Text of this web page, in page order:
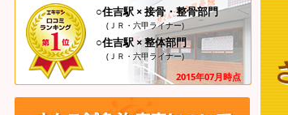
○住吉駅 × 接骨・整骨部門
(ＪＲ・六甲ライナー)
○住吉駅 × 整体部門
(ＪＲ・六甲ライナー)
2015年07月時点